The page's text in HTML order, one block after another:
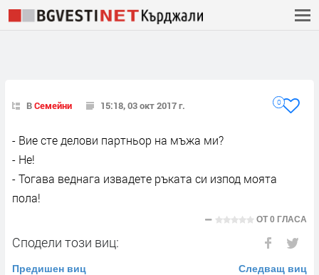
ВСемейни 15:18, 03 окт 2017 г. 0
- Вие сте делови партньор на мъжа ми?
- Не!
- Тогава веднага извадете ръката си изпод моята
пола!
ОТ0 ГЛАСА
Сподели този виц:
Предишен виц Следващ виц